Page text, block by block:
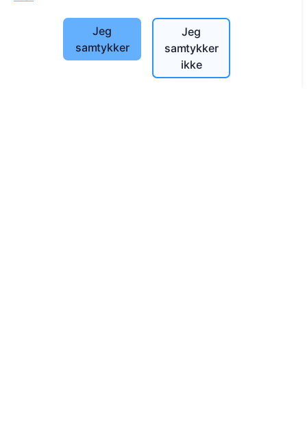
Liste over kommuner og brukere
Betalingspolicy
Jeg
samtykker
Jeg
samtykker
ikke